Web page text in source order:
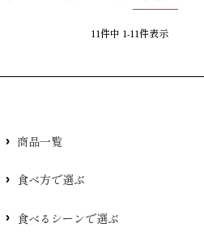
11件中 1-11件表示
商品一覧
食べ方で選ぶ
食べるシーンで選ぶ